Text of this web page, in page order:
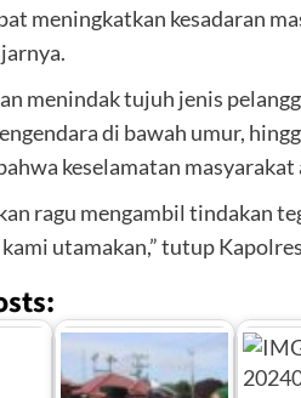
meningkatkan kesadaran
menindak tujuh jenis
di bawah umur,
keselamatan
ragu mengambil tindakan
utamakan,” tutup